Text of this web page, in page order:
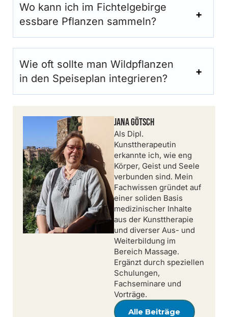
Wo kann ich im Fichtelgebirge
essbare Pflanzen sammeln?
Wie oft sollte man Wildpflanzen
in den Speiseplan integrieren?
Jana Götsch
Als Dipl.
Kunsttherapeutin
erkannte ich, wie eng
Körper, Geist und Seele
verbunden sind. Mein
Fachwissen gründet auf
einer soliden Basis
medizinischer Inhalte
aus der Kunsttherapie
und diverser Aus- und
Weiterbildung im
Bereich Massage.
Ergänzt durch speziellen
Schulungen,
Fachseminare und
Vorträge.
Alle Beiträge